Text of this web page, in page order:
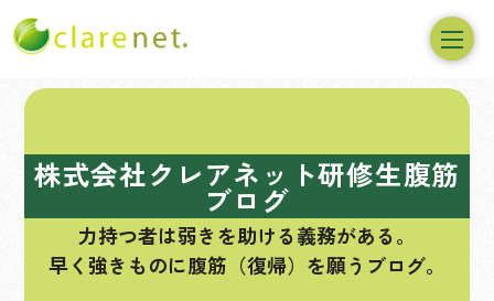
株式会社クレアネット研修生腹筋
ブログ
力持つ者は弱きを助ける義務がある。
早く強きものに腹筋（復帰）を願うブログ。